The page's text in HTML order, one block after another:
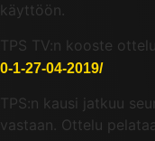
käyttöön.
TPS TV:n kooste
0-1-27-04-2019/
TPS:n kausi jatkuu
vastaan. Ottelu